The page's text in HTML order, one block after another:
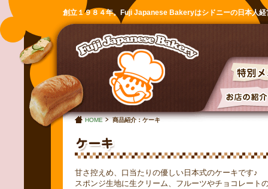
創立１９８４年。Fuji Japanese Bakeryはシドニーの日本人経
HOME 商品紹介：ケーキ
甘さ控えめ、口当たりの優しい日本式のケーキです♪
スポンジ生地に生クリーム、フルーツやチョコレート